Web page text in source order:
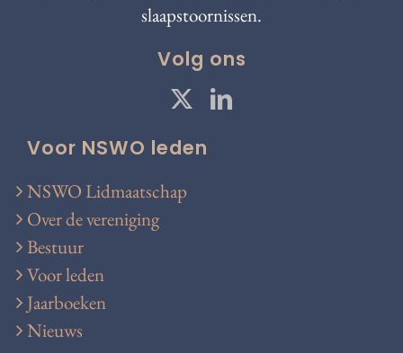
slaapstoornissen.
Volg ons
Voor NSWO leden
NSWO Lidmaatschap
Over de vereniging
Bestuur
Voor leden
Jaarboeken
Nieuws